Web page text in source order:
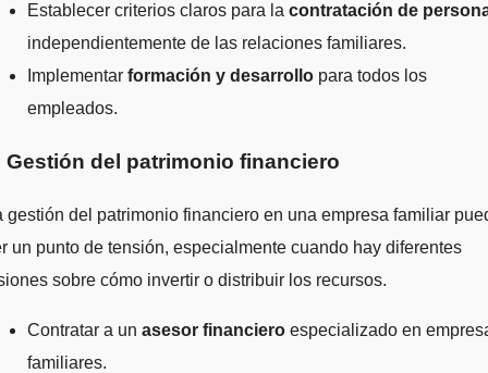
Establecer criterios claros para la contratación de
independientemente de las relaciones familiares.
Implementar formación y desarrollo para todos los
empleados.
Gestión del patrimonio financiero
gestión del patrimonio financiero en una empresa familiar
un punto de tensión, especialmente cuando hay diferentes
sobre cómo invertir o distribuir los recursos.
Contratar a un asesor financiero especializado en
familiares.